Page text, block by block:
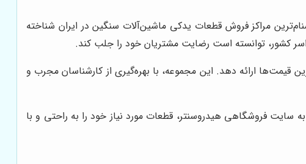
مراکز فروش قطعات یدکی ماشین‌آلات سنگین در ایران شناخته
کشور، توانسته است رضایت مشتریان خود را جلب کند.
قیمت‌ها ارائه دهد. این مجموعه، با بهره‌گیری از کارشناسان مجرب و
سایت فروشگاهی هیدروسنتر، قطعات مورد نیاز خود را به راحتی و با